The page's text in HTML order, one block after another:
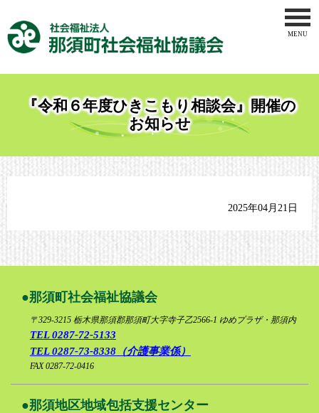
MENU
地域福祉
介護事業
那須地区
りんどう
『令和６年度ひきこもり相談会』開催の
お知らせ
2025年04月21日
那須町社会福祉協議会
〒329-3215 栃木県那須郡那須町大字寺子乙2566-1 ゆめプラザ・那須内
TEL 0287-72-5133
TEL 0287-73-8338（介護事業係）
FAX 0287-72-0416
那須地区地域包括支援センター